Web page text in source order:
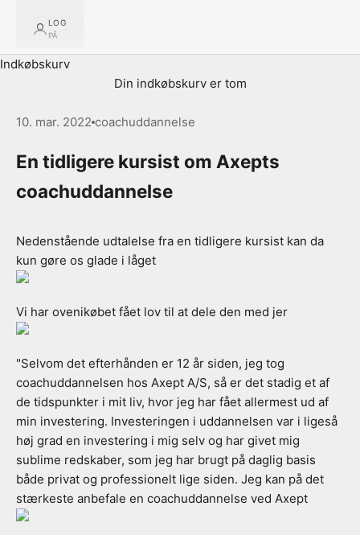
LOG
PÅ
Indkøbskurv
Din indkøbskurv er tom
10. mar. 2022 coachuddannelse
En tidligere kursist om Axepts
coachuddannelse
Nedenstående udtalelse fra en tidligere kursist kan da
kun gøre os glade i låget
Vi har ovenikøbet fået lov til at dele den med jer
"Selvom det efterhånden er 12 år siden, jeg tog
coachuddannelsen hos Axept A/S, så er det stadig et af
de tidspunkter i mit liv, hvor jeg har fået allermest ud af
min investering. Investeringen i uddannelsen var i ligeså
høj grad en investering i mig selv og har givet mig
sublime redskaber, som jeg har brugt på daglig basis
både privat og professionelt lige siden. Jeg kan på det
stærkeste anbefale en coachuddannelse ved Axept